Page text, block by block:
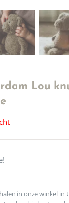
Lou
in onze winkel in